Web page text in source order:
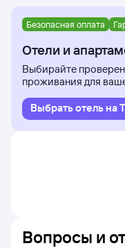
Безопасная оплата
Отели и
Выбирайте
проживания для
Выбрать отель на
Вопросы и